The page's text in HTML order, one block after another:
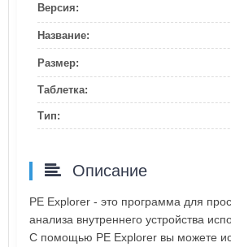
Версия:
Название:
Размер:
Таблетка:
Тип:
Описание
PE Explorer - это программа для
анализа внутреннего устройства
С помощью PE Explorer вы можете